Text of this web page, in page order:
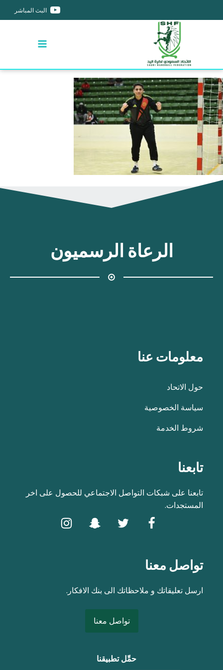
البث المباشر
الرعاة الرسميون
معلومات عنا
حول الاتحاد
سياسة الخصوصية
شروط الخدمة
تابعنا
تابعنا على شبكات التواصل الاجتماعي للحصول على اخر
المستجدات.
تواصل معنا
ارسل تعليقاتك و ملاحظاتك الى بنك الافكار.
تواصل معنا
حمِّل تطبيقنا